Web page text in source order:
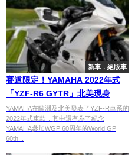
新車．絕版車
賽道限定！YAMAHA 2022年式
「YZF-R6 GYTR」北美現身
YAMAHA在歐洲及北美發表了YZF-R車系的
2022年式車款，其中還有為了紀念
YAMAHA參加WGP 60周年的World GP
60th...